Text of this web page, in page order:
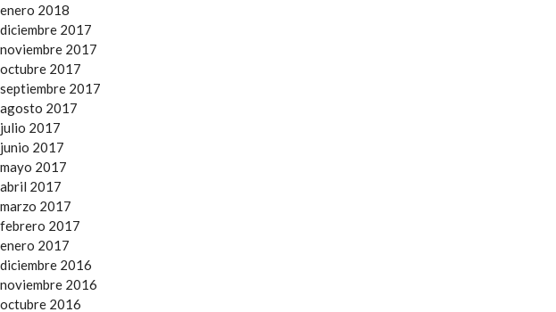
enero 2018
diciembre 2017
noviembre 2017
octubre 2017
septiembre 2017
agosto 2017
julio 2017
junio 2017
mayo 2017
abril 2017
marzo 2017
febrero 2017
enero 2017
diciembre 2016
noviembre 2016
octubre 2016